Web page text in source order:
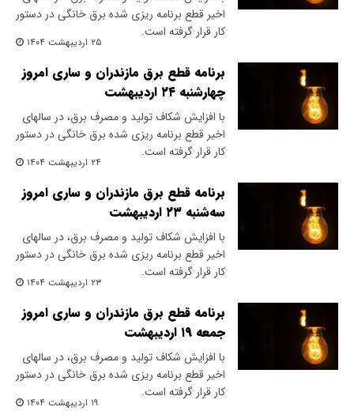
اخیر قطع برنامه ریزی شده برق خانگی در دستور
کار قرار گرفته است.
۲۵ اردیبهشت ۱۴۰۴
برنامه قطع برق مازندران و ساری امروز
چهارشنبه ۲۴ اردیبهشت
با افزایش شکاف تولید و مصرف برق، در سالهای
اخیر قطع برنامه ریزی شده برق خانگی در دستور
کار قرار گرفته است.
۲۴ اردیبهشت ۱۴۰۴
برنامه قطع برق مازندران و ساری امروز
سه‌شنبه ۲۳ اردیبهشت
با افزایش شکاف تولید و مصرف برق، در سالهای
اخیر قطع برنامه ریزی شده برق خانگی در دستور
کار قرار گرفته است.
۲۳ اردیبهشت ۱۴۰۴
برنامه قطع برق مازندران و ساری امروز
جمعه ۱۹ اردیبهشت
با افزایش شکاف تولید و مصرف برق، در سالهای
اخیر قطع برنامه ریزی شده برق خانگی در دستور
کار قرار گرفته است.
۱۹ اردیبهشت ۱۴۰۴